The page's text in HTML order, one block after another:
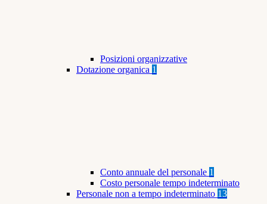
Posizioni organizzative
Dotazione organica 1
Conto annuale del personale 1
Costo personale tempo indeterminato
Personale non a tempo indeterminato 13